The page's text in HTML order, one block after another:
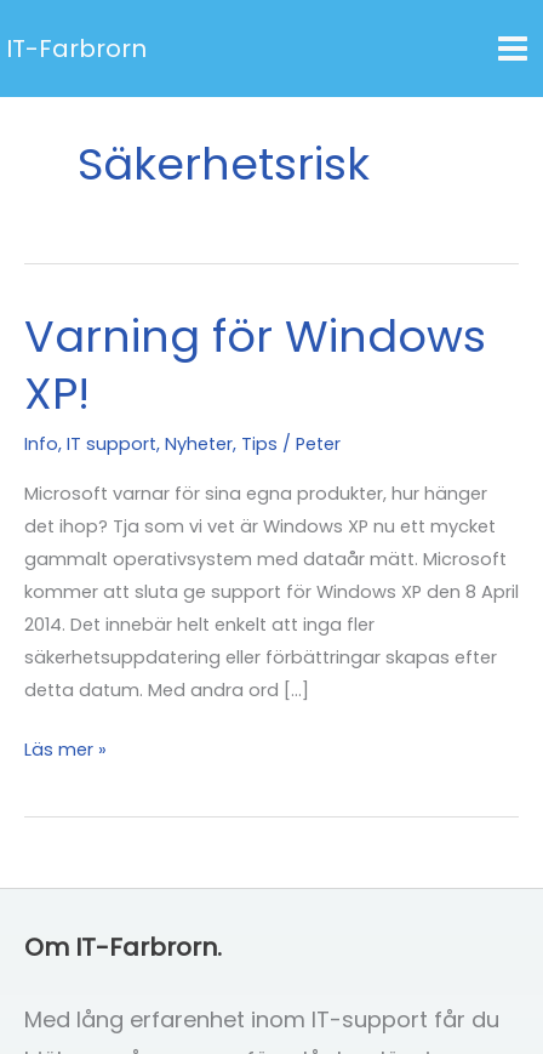
tillIT-Farbrorn
Säkerhetsrisk
Varning för Windows
XP!
Info, IT support, Nyheter, Tips / Peter
Microsoft varnar för sina egna produkter, hur hänger
det ihop? Tja som vi vet är Windows XP nu ett mycket
gammalt operativsystem med dataår mätt. Microsoft
kommer att sluta ge support för Windows XP den 8 April
2014. Det innebär helt enkelt att inga fler
säkerhetsuppdatering eller förbättringar skapas efter
detta datum. Med andra ord […]
Varning
Windows
Läs mer »
Om IT-Farbrorn.
Med lång erfarenhet inom IT-support får du